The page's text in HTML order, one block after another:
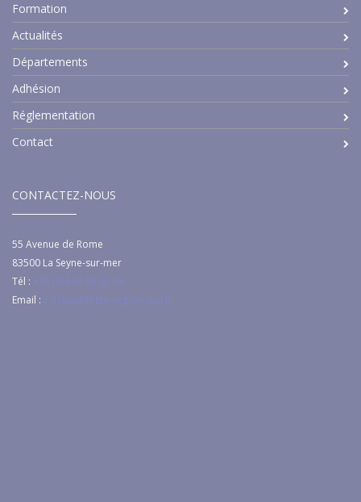
Formation
Actualités
Départements
Adhésion
Réglementation
Contact
CONTACTEZ-NOUS
55 Avenue de Rome
83500 La Seyne-sur-mer
Tél : +33 (0)4 94 92 92 04
Email : c.thibault@ghr-region-sud.fr